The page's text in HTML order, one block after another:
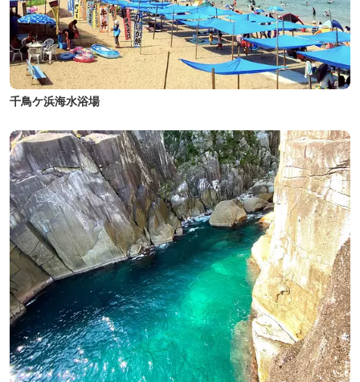
千鳥ケ浜海水浴場